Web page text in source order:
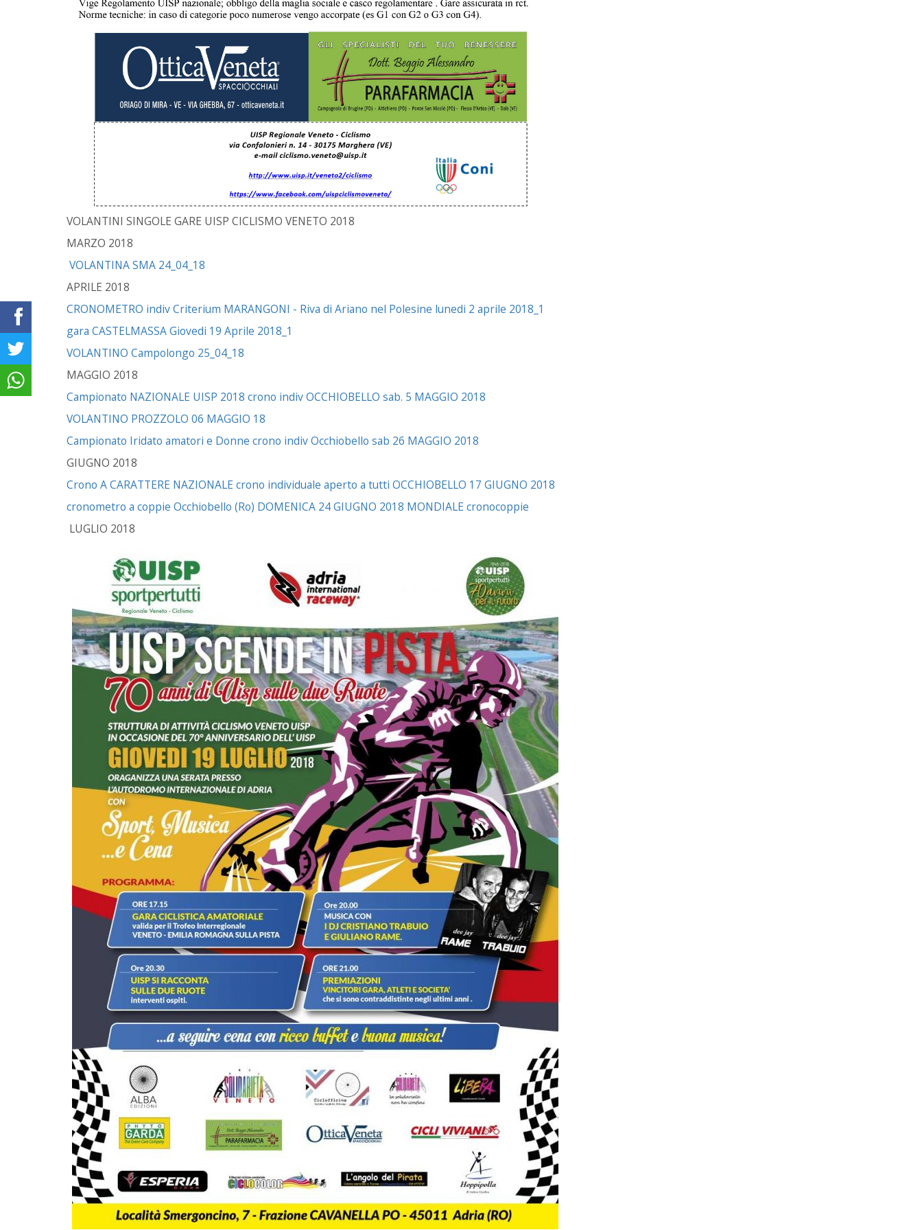
VOLANTINI SINGOLE GARE UISP CICLISMO VENETO 2018
MARZO 2018
VOLANTINA SMA 24_04_18
APRILE 2018
CRONOMETRO indiv Criterium MARANGONI - Riva di Ariano nel Polesine lunedi 2 aprile 2018_1
gara CASTELMASSA Giovedi 19 Aprile 2018_1
VOLANTINO Campolongo 25_04_18
MAGGIO 2018
Campionato NAZIONALE UISP 2018 crono indiv OCCHIOBELLO sab. 5 MAGGIO 2018
VOLANTINO PROZZOLO 06 MAGGIO 18
Campionato Iridato amatori e Donne crono indiv Occhiobello sab 26 MAGGIO 2018
GIUGNO 2018
Crono A CARATTERE NAZIONALE crono individuale aperto a tutti OCCHIOBELLO 17 GIUGNO 2018
cronometro a coppie Occhiobello (Ro) DOMENICA 24 GIUGNO 2018 MONDIALE cronocoppie
LUGLIO 2018